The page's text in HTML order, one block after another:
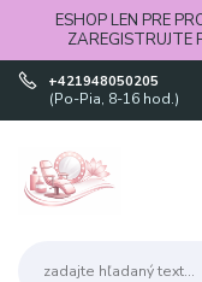
ESHOP LEN PRE
ZAREGISTRUJTE
+421948050205
(Po-Pia, 8-16 hod.)